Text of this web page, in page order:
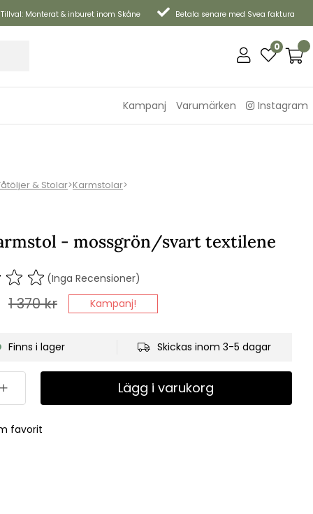
Tillval: Monterat & inburet inom Skåne Betala senare med Svea faktura
0
Kampanj Varumärken Instagram
& Stolar>Karmstolar>
- mossgrön/svart textilene
(Inga Recensioner)
1 370kr Kampanj!
Finns i lager Skickas inom 3-5 dagar
Lägg i varukorg
favorit